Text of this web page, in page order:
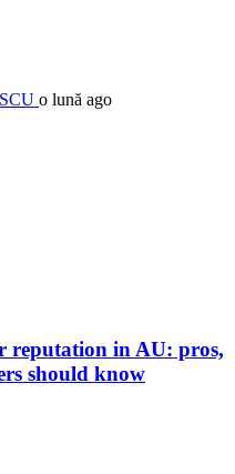
o lună ago
reputation in AU: pros,
should know